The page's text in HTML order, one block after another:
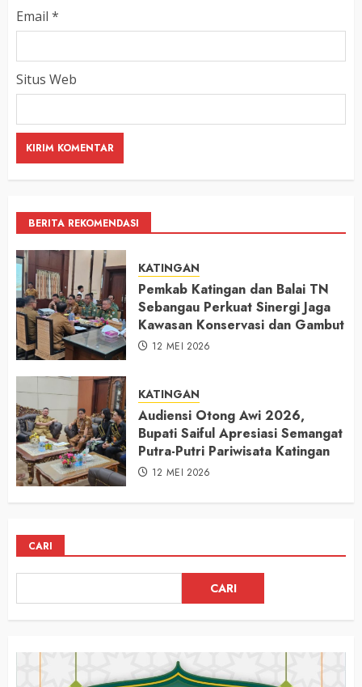
Email *
Situs Web
BERITA REKOMENDASI
KATINGAN
Pemkab Katingan dan Balai TN
Sebangau Perkuat Sinergi Jaga
Kawasan Konservasi dan Gambut
12 MEI 2026
KATINGAN
Audiensi Otong Awi 2026,
Bupati Saiful Apresiasi Semangat
Putra-Putri Pariwisata Katingan
12 MEI 2026
CARI
CARI